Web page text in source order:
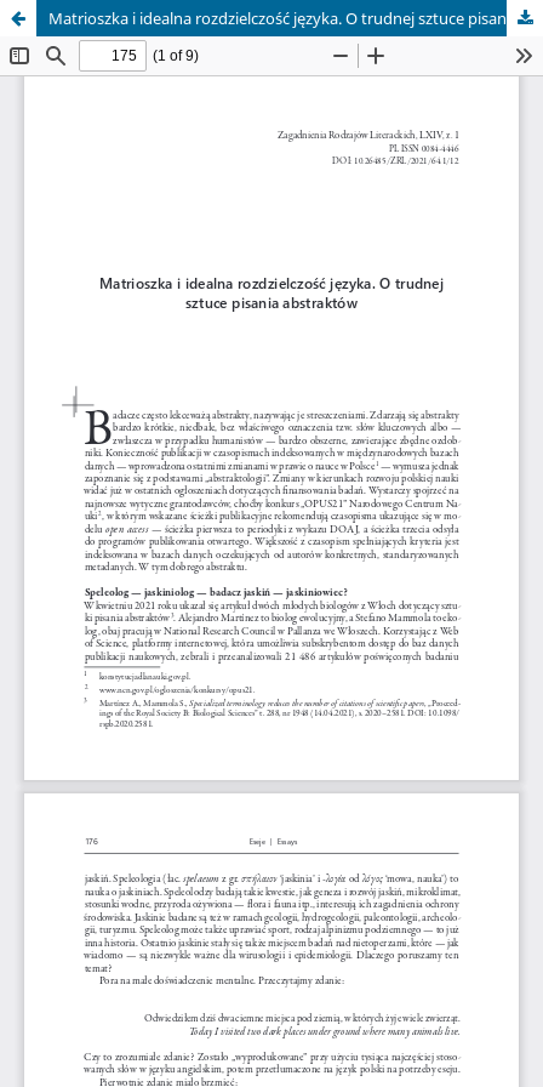
Matrioszka i idealna rozdzielczość języka. O trudnej sztuce pisania abstraktów